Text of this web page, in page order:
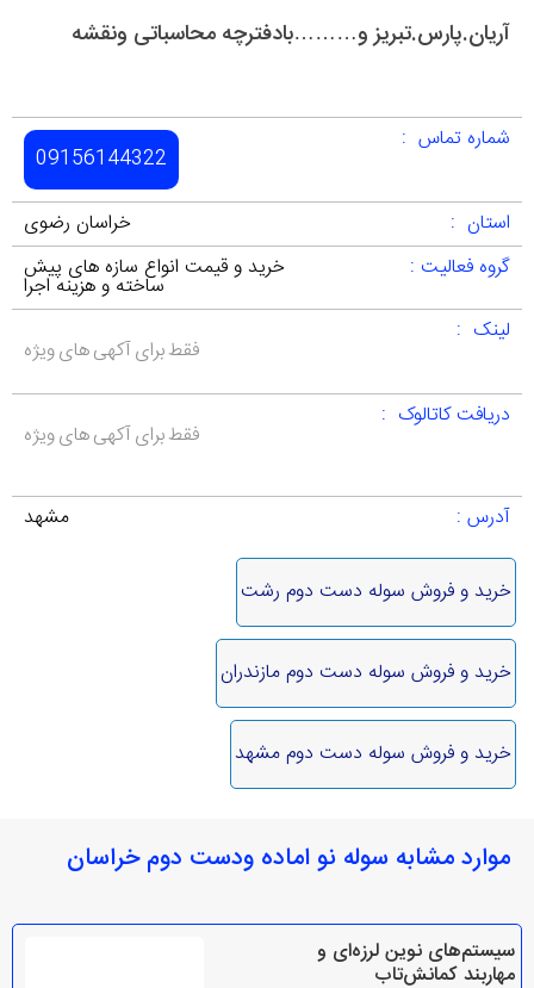
آریان.پارس.تبریز و………بادفترچه محاسباتی ونقشه
شماره تماس :
09156144322
استان :
خراسان رضوی
گروه فعالیت :
خرید و قیمت انواع سازه های پیش
ساخته و هزینه اجرا
لینک :
فقط برای آکهی های ویژه
دریافت کاتالوک :
فقط برای آکهی های ویژه
آدرس : مشهد
خرید و فروش سوله دست دوم رشت
خرید و فروش سوله دست دوم مازندران
خرید و فروش سوله دست دوم مشهد
موارد مشابه سوله نو اماده ودست دوم خراسان
سیستم‌های نوین لرزه‌ای و
مهاربند کمانش‌تاب